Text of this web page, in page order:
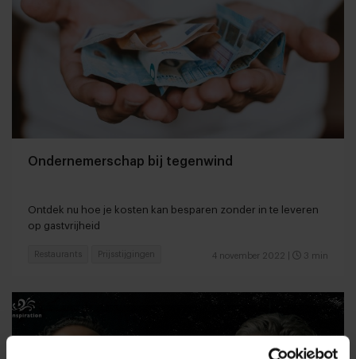
Ondernemerschap bij tegenwind
Ontdek nu hoe je kosten kan besparen zonder in te leveren
op gastvrijheid
4 november 2022 3 min
Restaurants Prijsstijgingen